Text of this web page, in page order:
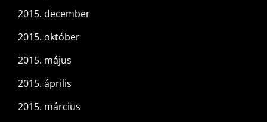
2015. december
2015. október
2015. május
2015. április
2015. március